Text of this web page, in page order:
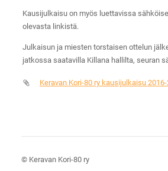
Kausijulkaisu on myös luettavissa
olevasta linkistä.
Julkaisun ja miesten torstaisen ottelun
jatkossa saatavilla Killana hallilta, seuran
Keravan Kori-80 ry kausijulkaisu
© Keravan Kori-80 ry